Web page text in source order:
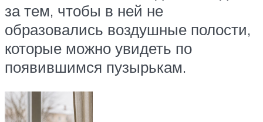
за тем, чтобы в ней не
образовались воздушные полости,
которые можно увидеть по
появившимся пузырькам.